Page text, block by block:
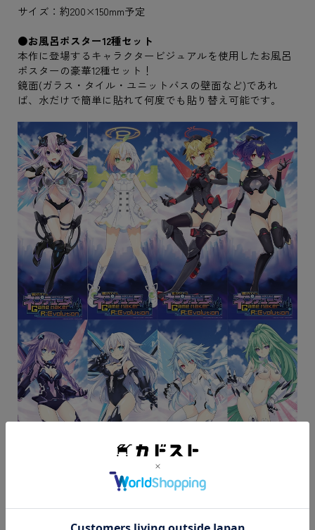
サイズ：約200×150mm予定
●お風呂ポスター12種セット
本作に登場するキャラクタービジュアルを使用したお風呂
ポスターの豪華12種セット！
鏡面(ガラス・タイル・ユニットバスの壁面など)であれ
ば、水だけで簡単に貼れて何度でも貼り替え可能です。